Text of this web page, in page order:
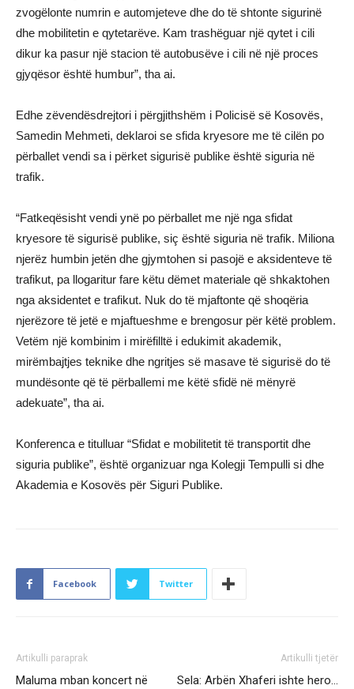
zvogëlonte numrin e automjeteve dhe do të shtonte sigurinë
dhe mobilitetin e qytetarëve. Kam trashëguar një qytet i cili
dikur ka pasur një stacion të autobusëve i cili në një proces
gjyqësor është humbur”, tha ai.
Edhe zëvendësdrejtori i përgjithshëm i Policisë së Kosovës,
Samedin Mehmeti, deklaroi se sfida kryesore me të cilën po
përballet vendi sa i përket sigurisë publike është siguria në
trafik.
“Fatkeqësisht vendi ynë po përballet me një nga sfidat
kryesore të sigurisë publike, siç është siguria në trafik. Miliona
njerëz humbin jetën dhe gjymtohen si pasojë e aksidenteve të
trafikut, pa llogaritur fare këtu dëmet materiale që shkaktohen
nga aksidentet e trafikut. Nuk do të mjaftonte që shoqëria
njerëzore të jetë e mjaftueshme e brengosur për këtë problem.
Vetëm një kombinim i mirëfilltë i edukimit akademik,
mirëmbajtjes teknike dhe ngritjes së masave të sigurisë do të
mundësonte që të përballemi me këtë sfidë në mënyrë
adekuate”, tha ai.
Konferenca e titulluar “Sfidat e mobilitetit të transportit dhe
siguria publike”, është organizuar nga Kolegji Tempulli si dhe
Akademia e Kosovës për Siguri Publike.
Facebook Twitter
Artikulli paraprak
Maluma mban koncert në
Artikulli tjetër
Sela: Arbën Xhaferi ishte hero…